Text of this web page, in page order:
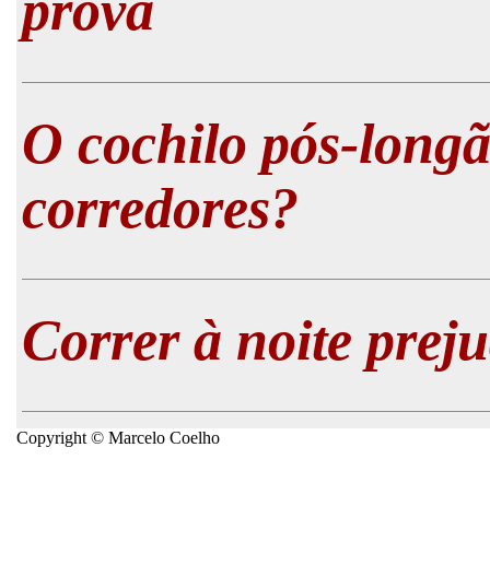
O cochilo pós-
corredores?
Correr à noite
Copyright © Marcelo Coelho